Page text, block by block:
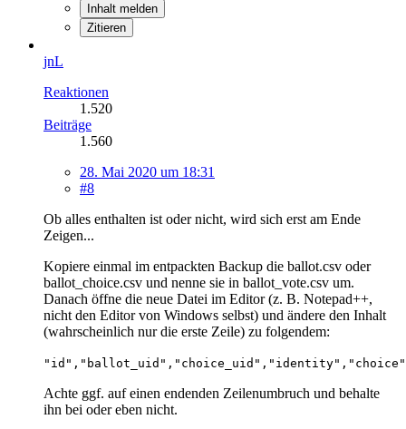
Inhalt melden
Zitieren
jnL
Reaktionen
1.520
Beiträge
1.560
28. Mai 2020 um 18:31
#8
Ob alles enthalten ist oder nicht, wird sich erst am Ende
Zeigen...
Kopiere einmal im entpackten Backup die ballot.csv oder
ballot_choice.csv und nenne sie in ballot_vote.csv um.
Danach öffne die neue Datei im Editor (z. B. Notepad++,
nicht den Editor von Windows selbst) und ändere den Inhalt
(wahrscheinlich nur die erste Zeile) zu folgendem:
Achte ggf. auf einen endenden Zeilenumbruch und behalte
ihn bei oder eben nicht.